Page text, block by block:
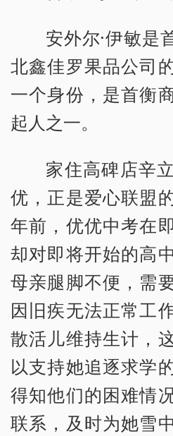
安外尔·伊敏是
北鑫佳罗果品公司
一个身份，是首衡
起人之一。
家住高碑店辛
优，正是爱心联盟
年前，优优中考在
却对即将开始的高
母亲腿脚不便，需
因旧疾无法正常工
散活儿维持生计，
以支持她追逐求学
得知他们的困难情
联系，及时为她雪